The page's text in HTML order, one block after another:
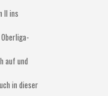
II ins
auf und
in dieser